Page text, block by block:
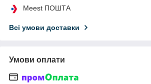
Meest ПОШТА
Всі умови доставки
Умови оплати